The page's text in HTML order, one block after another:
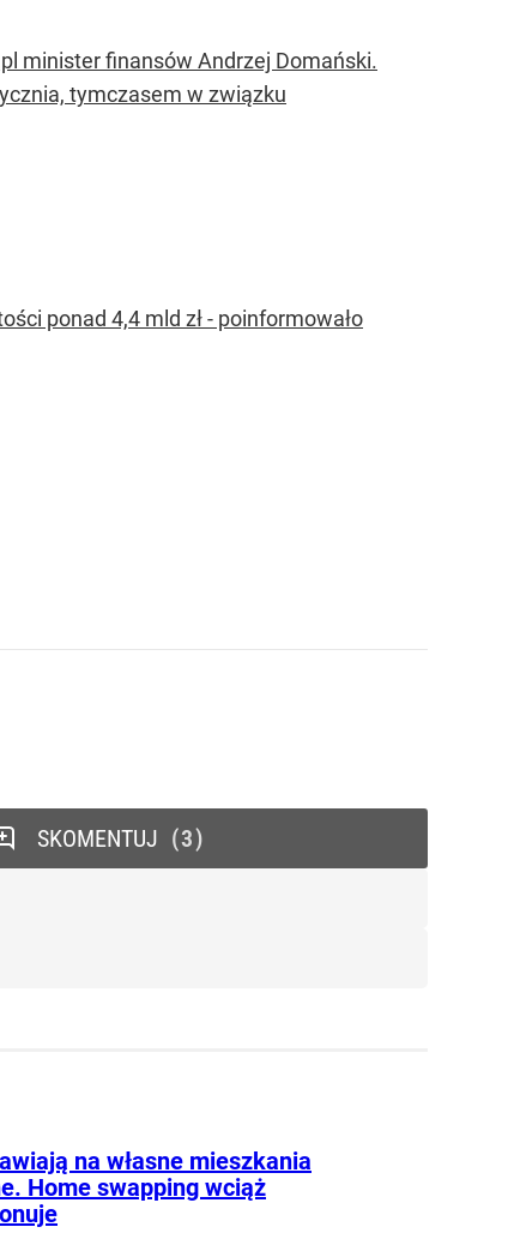
minister finansów Andrzej Domański.
tymczasem w związku
ponad 4,4 mld zł - poinformowało
SKOMENTUJ 3
na własne mieszkania
Home swapping wciąż